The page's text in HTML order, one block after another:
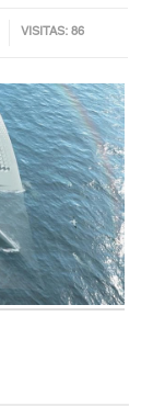
VISITAS: 86